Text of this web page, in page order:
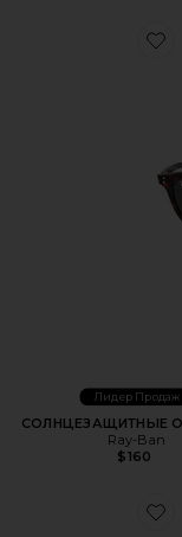
Лидер Продаж
СОЛНЦЕЗАЩИТНЫЕ
Ray-Ban
$160